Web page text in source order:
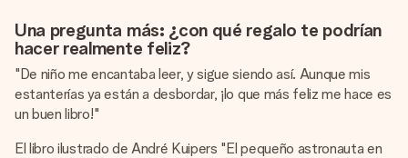
Una pregunta más: ¿con qué regalo te podrían
hacer realmente feliz?
"De niño me encantaba leer, y sigue siendo así. Aunque mis
estanterías ya están a desbordar, ¡lo que más feliz me hace es
un buen libro!"
El libro ilustrado de André Kuipers "El pequeño astronauta en